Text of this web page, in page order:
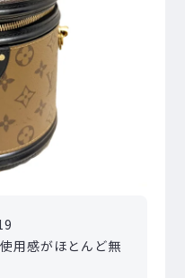
用感がほとんど無